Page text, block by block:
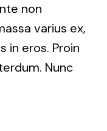
non
varius ex,
in eros. Proin
Nunc